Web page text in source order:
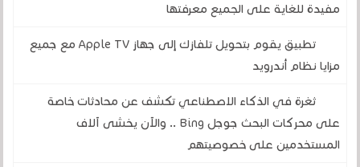
مفيدة للغاية على الجميع معرفتها
تطبيق يقوم بتحويل تلفازك إلى جهاز Apple TV مع جميع
مزايا نظام أندرويد
ثغرة في الذكاء الاصطناعي تكشف عن محادثات خاصة
على محركات البحث جوجل Bing .. والآن يخشى آلاف
المستخدمين على خصوصيتهم